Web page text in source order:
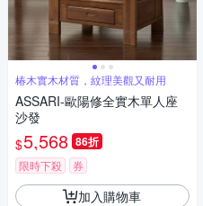
椿木實木材質，紋理美觀又耐用
ASSARI-歐陽修全實木單人座
沙發
$5,568 86折
限時下殺 券
加入購物車